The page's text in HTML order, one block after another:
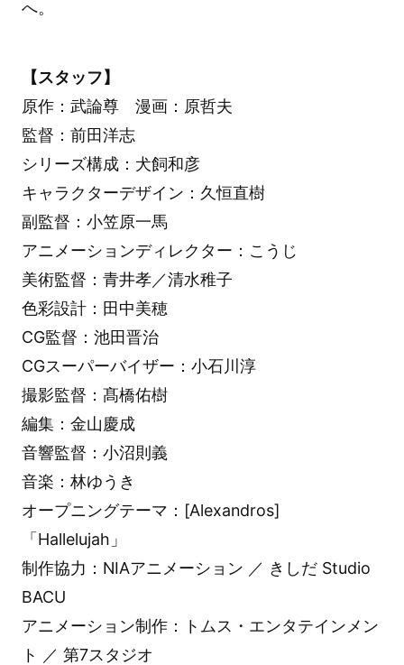
へ。
【スタッフ】
原作：武論尊 漫画：原哲夫
監督：前田洋志
シリーズ構成：犬飼和彦
キャラクターデザイン：久恒直樹
副監督：小笠原一馬
アニメーションディレクター：こうじ
美術監督：青井孝／清水稚子
色彩設計：田中美穂
CG監督：池田晋治
CGスーパーバイザー：小石川淳
撮影監督：髙橋佑樹
編集：金山慶成
音響監督：小沼則義
音楽：林ゆうき
オープニングテーマ：[Alexandros]
「Hallelujah」
制作協力：NIAアニメーション ／ きしだ Studio
BACU
アニメーション制作：トムス・エンタテインメン
ト ／ 第7スタジオ